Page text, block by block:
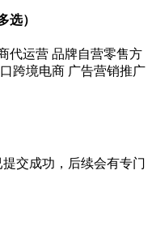
选）
代运营 品牌自营零售方
跨境电商 广告营销推广
提交成功，后续会有专门